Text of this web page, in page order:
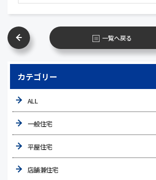
一覧へ戻る
カテゴリー
ALL
一般住宅
平屋住宅
店舗兼住宅